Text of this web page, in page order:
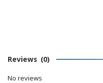
Reviews (0)
No reviews